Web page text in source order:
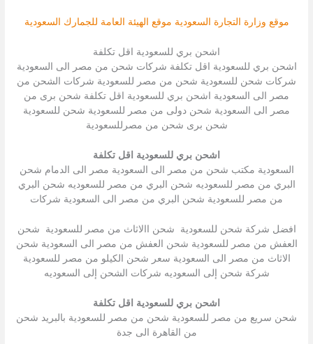
موقع وزارة التجارة السعودية موقع الهيئة العامة للجمارك السعودية
اشحن بري للسعودية اقل تكلفة
اشحن بري للسعودية اقل تكلفة شركات شحن من مصر الى السعودية
شركات شحن للسعودية شحن من مصر للسعودية شركات الشحن من
مصر الى السعودية اشحن بري للسعودية اقل تكلفة شحن برى من
مصر الى السعودية شحن دولى من مصر للسعودية شحن للسعودية
شحن برى شحن من مصرللسعودية
اشحن بري للسعودية اقل تكلفة
السعودية مكتب شحن من مصر الى السعودية مصر الى الدمام شحن
البري من مصر للسعوديه شحن البري من مصر للسعوديه شحن البري
من مصر للسعودية شحن البري من مصر الى السعودية شركات
افضل شركة شحن للسعودية شحن االاثاث من مصر للسعودية شحن
العفش من مصر للسعودية شحن العفش من مصر الى السعودية شحن
الاثاث من مصر الى السعودية سعر شحن الكيلو من مصر للسعودية
شركة شحن إلى السعوديه شركات الشحن إلى السعوديه
اشحن بري للسعودية اقل تكلفة
شحن سريع من مصر للسعودية شحن من مصر للسعودية بالبريد شحن
من القاهرة الى جدة